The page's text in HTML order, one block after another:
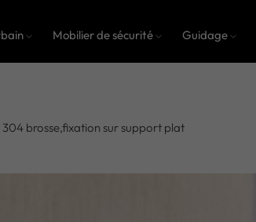
Mobilier de sécurité Guidage
brosse,fixation sur support plat